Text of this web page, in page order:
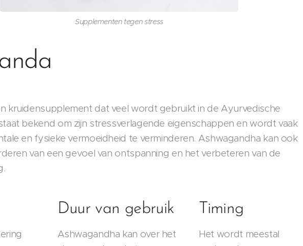
Supplementen tegen stress
kruidensupplement dat veel wordt gebruikt in de Ayurvedische
bekend om zijn stressverlagende eigenschappen en wordt vaak
en fysieke vermoeidheid te verminderen. Ashwagandha kan ook
van een gevoel van ontspanning en het verbeteren van de
Duur van gebruik
Ashwagandha kan over het
Timing
Het wordt meestal